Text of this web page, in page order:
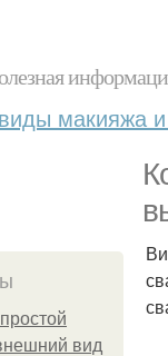
виды макияжа
вид